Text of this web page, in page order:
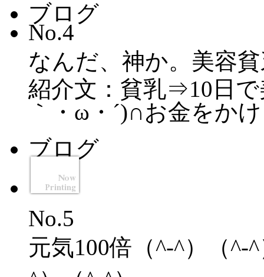
ブログ
No.4
なんだ、神か。美容
紹介文：貧乳⇒10日
｀・ω・´)∩お金をか
ブログ
No.5
元気100倍（^-^）（^-